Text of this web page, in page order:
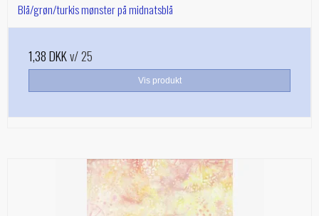
Blå/grøn/turkis mønster på midnatsblå
1,38 DKKv/ 25
Vis produkt